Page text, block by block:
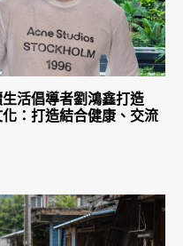
活倡導者劉鴻鑫打造
化：打造結合健康、交流